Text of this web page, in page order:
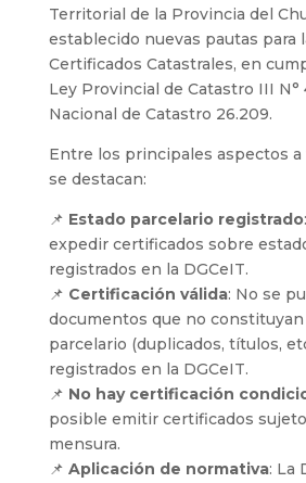
Territorial de la Provincia del
establecido nuevas pautas para
Certificados Catastrales, en
Ley Provincial de Catastro III N°
Nacional de Catastro 26.209.
Entre los principales aspectos
se destacan:
📌 Estado parcelario registrado
expedir certificados sobre
registrados en la DGCeIT.
📌 Certificación válida: No se
documentos que no constituyan
parcelario (duplicados, títulos,
registrados en la DGCeIT.
📌 No hay certificación
posible emitir certificados
mensura.
📌 Aplicación de normativa: La